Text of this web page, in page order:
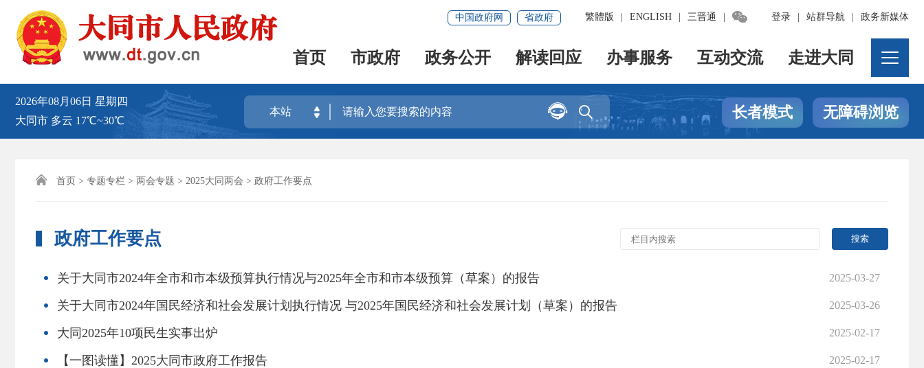
登录 站群导航 政务新媒体
繁體版 ENGLISH 三晋通 
中国政府网 省政府
首页 市政府 政务公开 解读回应 办事服务 互动交流 走进大同
2026年08月06日 星期四
大同市 多云 17℃~30℃
本站 
 长者模式 无障碍浏览
 首页 > 专题专栏 > 两会专题 > 2025大同两会 > 政府工作要点
政府工作要点
关于大同市2024年全市和市本级预算执行情况与2025年全市和市本级预算（草案）的报告 2025-03-27
关于大同市2024年国民经济和社会发展计划执行情况 与2025年国民经济和社会发展计划（草案）的报告 2025-03-26
大同2025年10项民生实事出炉 2025-02-17
【一图读懂】2025大同市政府工作报告 2025-02-17